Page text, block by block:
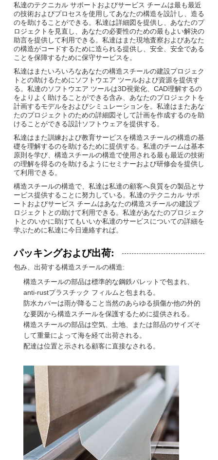
私達のテクニカル サポートおよびサービス チームは最も最近
の技術およびプロセスを使用してあなたの構造を設計し、造る
のを助けることができる。私達は詳細図を提供し、あなたのプ
ロジェクトを見直し、あなたの必要性のための最もよい解決の
助言を提供して利用できる。私達はまた現地査察およびあなた
の構造がコードするために造られる提供し、安全、安全である
ことを保障するために保守サービスを。
私達はまたいろいろなあなたの構造スチールの建設プロジェク
トとの助けるためにソフトウエア ツールおよび資源を提供す
る。私達のソフトウエア ツールは3D視覚化、CAD理解するの
をよりよく助けることができる含み、あなたのプロジェクトを
計画するモデルをおよびシミュレーションを。私達はまたあな
たのプロジェクトのための詳細図そして計画を作成するのを助
けることができる設計ソフトウェアを提供する。
私達はまた訓練および教育サービスを構造スチールの構造の基
礎を理解するのを助けるために提供する。私達のチームは基本
原則を学び、構造スチールの構造で使用される最も最近の技術
の理解を得るのを助けるようにセミナーおよび研修会を提供し
て利用できる。
構造スチールの構造で、私達は私達の顧客へ良質をの製品とサ
ービス提供することに努力している。私達のテクニカル サポ
ートおよびサービス チームはあなたの構造スチールの建設プ
ロジェクトとの助けて利用できる。私達があなたのプロジェク
トとのいかに助けてもいいか私達のサービスについての詳細を
学ぶために私達に今日連絡すれば。
パッキングおよび出荷:
包み、出荷する構造スチールの構造:
構造スチールの部品は標準的な鋼鉄パレットで包まれ、
anti-rustプラスチック フィルムと包まれる。
防水カバーは雨が降ること当然のあらゆる損傷か他の外的
な要因から構造スチールを保護するために提供される。
構造スチールの部品は空気、土地、または部品のサイズそ
して重量によって海を経て出荷される。
配達は位置と示される顧客に直接なされる。